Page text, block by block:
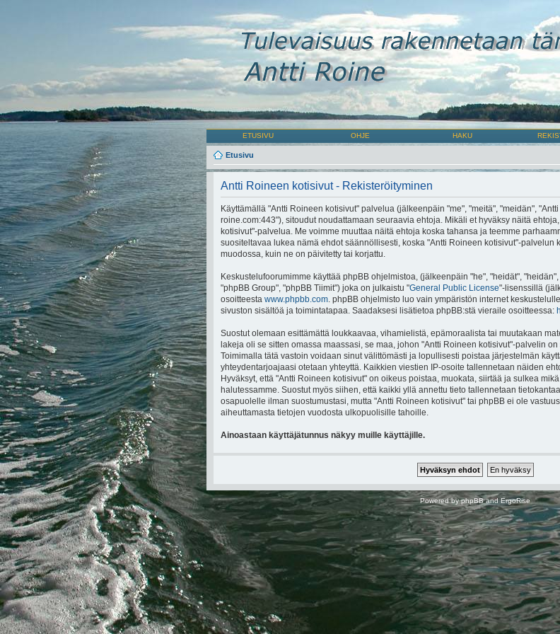
ETUSIVU OHJE HAKU
Etusivu
Antti Roineen kotisivut - Rekisteröityminen
Käyttämällä "Antti Roineen kotisivut" palvelua (jälkeenpäin "me", "meitä", "meidän",
roine.com:443"), sitoudut noudattamaan seuraavia ehtoja. Mikäli et hyväksy näitä
kotisivut"-palvelua. Me voimme muuttaa näitä ehtoja koska tahansa ja teemme
suositeltavaa lukea nämä ehdot säännöllisesti, koska "Antti Roineen kotisivut"-palvelun
muodossa, kuin ne on päivitetty tai korjattu.
Keskustelufoorumimme käyttää phpBB ohjelmistoa, (jälkeenpäin "he", "heidät",
"phpBB Group", "phpBB Tiimit") joka on julkaistu "General Public License"-lisenssillä
osoitteesta www.phpbb.com. phpBB ohjelmisto luo vain ympäristön internet
sivuston sisältöä ja toimintatapaa. Saadaksesi lisätietoa phpBB:stä vieraile osoitteessa:
Suostut olemaan esittämättä loukkaavaa, vihamielistä, epämoraalista tai muutakaan
lakeja oli se sitten omassa maassasi, se maa, johon "Antti Roineen kotisivut"-palvelin
Toimimalla tätä vastoin voidaan sinut välittömästi ja lopullisesti poistaa järjestelmän
yhteydentarjoajaasi otetaan yhteyttä. Kaikkien viestien IP-osoite tallennetaan näiden
Hyväksyt, että "Antti Roineen kotisivut" on oikeus poistaa, muokata, siirtää ja sulkea
halutessamme. Suostut myös siihen, että kaikki yllä annettu tieto tallennetaan
osapuolelle ilman suostumustasi, mutta "Antti Roineen kotisivut" tai phpBB ei ole
aiheuttamasta tietojen vuodosta ulkopuolisille tahoille.
Ainoastaan käyttäjätunnus näkyy muille käyttäjille.
Powered byphpBBandErgoRise